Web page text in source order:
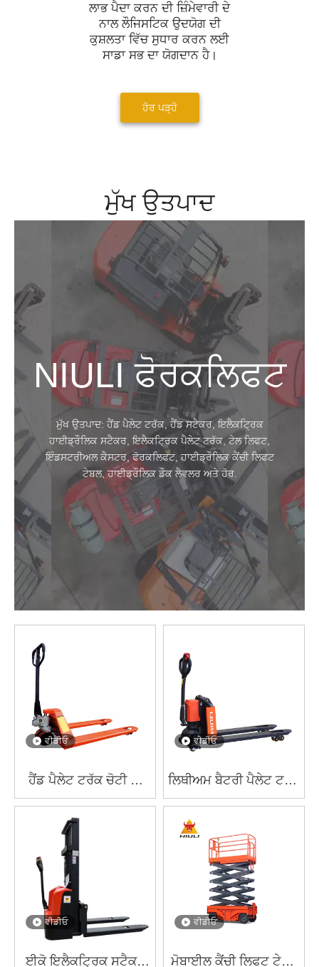
ਲਾਭ ਪੈਦਾ ਕਰਨ ਦੀ ਜ਼ਿੰਮੇਵਾਰੀ ਦੇ
ਨਾਲ ਲੌਜਿਸਟਿਕ ਉਦਯੋਗ ਦੀ
ਕੁਸ਼ਲਤਾ ਵਿੱਚ ਸੁਧਾਰ ਕਰਨ ਲਈ
ਸਾਡਾ ਸਭ ਦਾ ਯੋਗਦਾਨ ਹੈ।
ਹੋਰ ਪੜ੍ਹੋ
ਮੁੱਖ ਉਤਪਾਦ
NIULI ਫੋਰਕਲਿਫਟ
ਮੁੱਖ ਉਤਪਾਦ: ਹੈਂਡ ਪੈਲੇਟ ਟਰੱਕ, ਹੈਂਡ ਸਟੈਕਰ, ਇਲੈਕਟ੍ਰਿਕ
ਹਾਈਡ੍ਰੌਲਿਕ ਸਟੈਕਰ, ਇਲੈਕਟ੍ਰਿਕ ਪੈਲੇਟ ਟਰੱਕ, ਟੇਲ ਲਿਫਟ,
ਇੰਡਸਟਰੀਅਲ ਕੈਸਟਰ, ਫੋਰਕਲਿਫਟ, ਹਾਈਡ੍ਰੌਲਿਕ ਕੈਂਚੀ ਲਿਫਟ
ਟੇਬਲ, ਹਾਈਡ੍ਰੌਲਿਕ ਡੌਕ ਲੈਵਲਰ ਅਤੇ ਹੋਰ.
ਵੀਡੀਓ
ਹੈਂਡ ਪੈਲੇਟ ਟਰੱਕ ਚੋਟੀ ਦੀ
ਗੁਣਵੱਤਾ CBY-BF
ਵੀਡੀਓ
ਲਿਥੀਅਮ ਬੈਟਰੀ ਪੈਲੇਟ ਟਰੱਕ
NL-EPT15Q
ਵੀਡੀਓ
ਈਕੋ ਇਲੈਕਟ੍ਰਿਕ ਸਟੈਕਰ
ਵੀਡੀਓ
ਮੋਬਾਈਲ ਕੈਂਚੀ ਲਿਫਟ ਟੇਬਲ